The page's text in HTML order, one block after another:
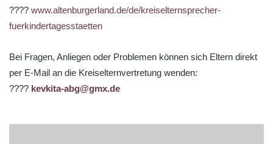
???? www.altenburgerland.de/de/kreiselternsprecher-
fuerkindertagesstaetten
Bei Fragen, Anliegen oder Problemen können sich Eltern direkt
per E-Mail an die Kreiselternvertretung wenden:
???? kevkita-abg@gmx.de